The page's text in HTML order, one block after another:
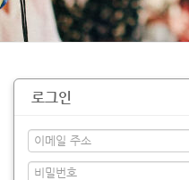
로그인